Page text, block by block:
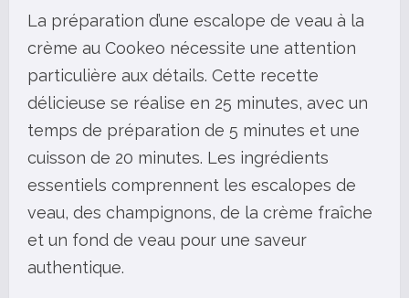
La préparation d’une escalope de veau à la
crème au Cookeo nécessite une attention
particulière aux détails. Cette recette
délicieuse se réalise en 25 minutes, avec un
temps de préparation de 5 minutes et une
cuisson de 20 minutes. Les ingrédients
essentiels comprennent les escalopes de
veau, des champignons, de la crème fraîche
et un fond de veau pour une saveur
authentique.